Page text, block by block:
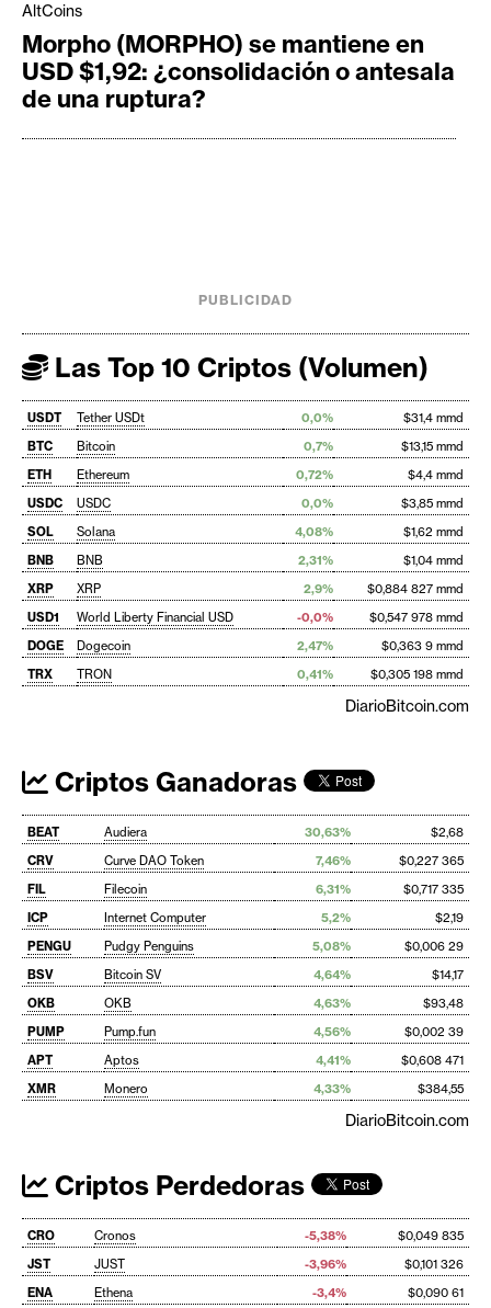
AltCoins
Morpho (MORPHO) se mantiene en
USD $1,92: ¿consolidación o antesala
de una ruptura?
PUBLICIDAD
Las Top 10 Criptos (Volumen)
USDT Tether USDt 0,0%
$31,4 mmd
BTC
Bitcoin 0,7%
$13,15 mmd
ETH
Ethereum 0,72%
$4,4 mmd
USDC
USDC 0,0%
$3,85 mmd
SOL
Solana 4,08%
$1,62 mmd
BNB
BNB 2,31%
$1,04 mmd
XRP
XRP 2,9%
$0,884 827 mmd
USD1
World Liberty Financial USD -0,0%
$0,547 978 mmd
DOGE
Dogecoin 2,47%
$0,363 9 mmd
TRX
TRON 0,41% $0,305 198 mmd
DiarioBitcoin.com
Criptos Ganadoras
BEAT Audiera 30,63%
$2,68
CRV
Curve DAO Token 7,46%
$0,227 365
FIL
Filecoin 6,31%
$0,717 335
ICP
Internet Computer 5,2%
$2,19
PENGU
Pudgy Penguins 5,08%
$0,006 29
BSV
Bitcoin SV 4,64%
$14,17
OKB
OKB 4,63%
$93,48
PUMP
Pump.fun 4,56%
$0,002 39
APT
Aptos 4,41%
$0,608 471
XMR
Monero 4,33% $384,55
DiarioBitcoin.com
Criptos Perdedoras
CRO Cronos -5,38%
$0,049 835
JST
JUST -3,96%
$0,101 326
ENA
Ethena -3,4% $0,090 61